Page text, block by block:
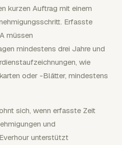
kurzen Auftrag mit einem
Erfasste
müssen
mindestens drei Jahre und
wie
oder -Blätter, mindestens
sich, wenn erfasste Zeit
und
unterstützt